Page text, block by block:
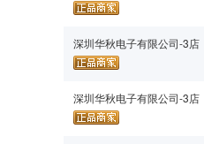
深圳华秋电子有限公司-3店
深圳华秋电子有限公司-3店